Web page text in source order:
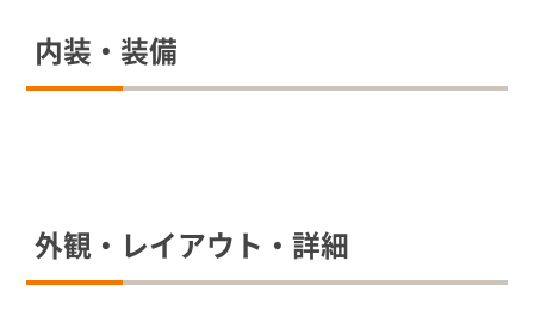
内装・装備
外観・レイアウト・詳細